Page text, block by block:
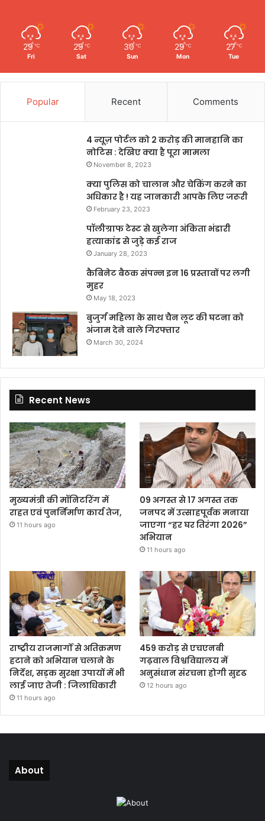
29 ℃
Fri
29 ℃
Sat
30 ℃
Sun
29 ℃
Mon
27 ℃
Tue
Popular Recent Comments
4 न्यूज़ पोर्टल को 2 करोड़ की मानहानि का
नोटिस : देखिए क्या है पूरा मामला
November 8, 2023
क्या पुलिस को चालान और चेकिंग करने का
अधिकार है ! यह जानकारी आपके लिए जरूरी
February 23, 2023
पॉलीग्राफ टेस्ट से खुलेगा अंकिता भंडारी
हत्याकांड से जुड़े कई राज
January 28, 2023
कैबिनेट बैठक संपन्न इन 16 प्रस्तावों पर लगी
मुहर
May 18, 2023
बुजुर्ग महिला के साथ चैन लूट की घटना को
अंजाम देने वाले गिरफ्तार
March 30, 2024
Recent News
मुख्यमंत्री की मॉनिटरिंग में
राहत एवं पुनर्निर्माण कार्य तेज,
11 hours ago
09 अगस्त से 17 अगस्त तक
जनपद में उत्साहपूर्वक मनाया
जाएगा “हर घर तिरंगा 2026”
अभियान
11 hours ago
राष्ट्रीय राजमार्गों से अतिक्रमण
हटाने को अभियान चलाने के
निर्देश, सड़क सुरक्षा उपायों में भी
लाई जाए तेजी : जिलाधिकारी
11 hours ago
459 करोड़ से एचएनबी
गढ़वाल विश्वविद्यालय में
अनुसंधान संरचना होगी सुदृढ
12 hours ago
About